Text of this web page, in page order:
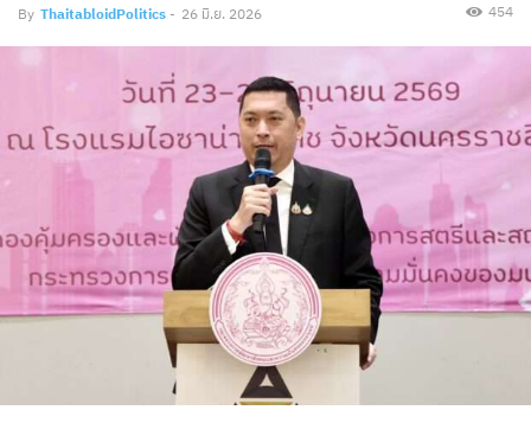
By ThaitabloidPolitics - 26 มิ.ย. 2026 454